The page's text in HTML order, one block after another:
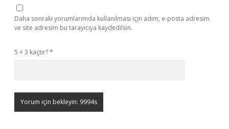
Daha sonraki yorumlarımda kullanılması için adım, e-posta adresim
ve site adresim bu tarayıcıya kaydedilsin.
5 + 3 kaçtır?*